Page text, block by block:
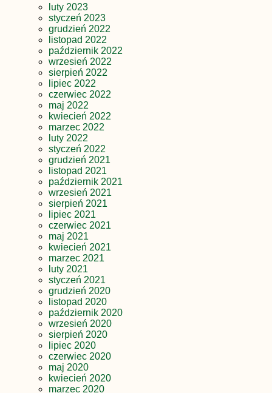
luty 2023
styczeń 2023
grudzień 2022
listopad 2022
październik 2022
wrzesień 2022
sierpień 2022
lipiec 2022
czerwiec 2022
maj 2022
kwiecień 2022
marzec 2022
luty 2022
styczeń 2022
grudzień 2021
listopad 2021
październik 2021
wrzesień 2021
sierpień 2021
lipiec 2021
czerwiec 2021
maj 2021
kwiecień 2021
marzec 2021
luty 2021
styczeń 2021
grudzień 2020
listopad 2020
październik 2020
wrzesień 2020
sierpień 2020
lipiec 2020
czerwiec 2020
maj 2020
kwiecień 2020
marzec 2020